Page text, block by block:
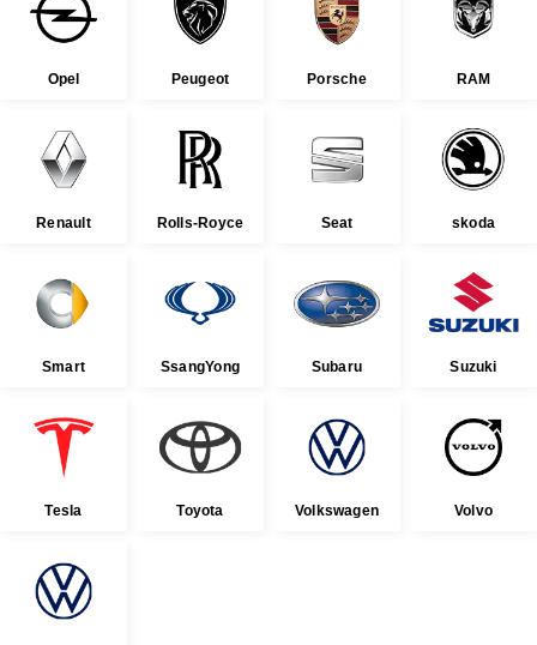
Opel Peugeot Porsche RAM
Renault Rolls-Royce Seat skoda
Smart SsangYong Subaru Suzuki
Tesla Toyota Volkswagen Volvo